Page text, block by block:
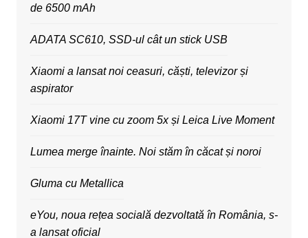
de 6500 mAh
ADATA SC610, SSD-ul cât un stick USB
Xiaomi a lansat noi ceasuri, căști, televizor și
aspirator
Xiaomi 17T vine cu zoom 5x și Leica Live Moment
Lumea merge înainte. Noi stăm în căcat și noroi
Gluma cu Metallica
eYou, noua rețea socială dezvoltată în România, s-
a lansat oficial